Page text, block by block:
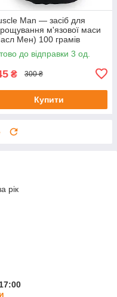
Man — засіб для
м'язової маси
Мен) 100 грамів
до відправки 3 од.
₴ 300 ₴
Купити
рік